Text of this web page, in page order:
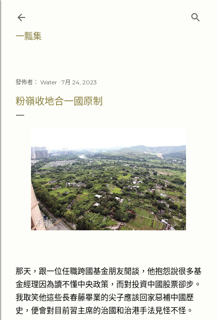
一瓢集
發佈者： Water 7月 24, 2023
粉嶺收地合一國原制
那天，跟一位任職跨國基金朋友閒談，他抱怨說很多基
金經理因為讀不懂中央政策，而對投資中國股票卻步。
我取笑他這些長春藤畢業的尖子應該回家惡補中國歷
史，便會對目前習主席的治國和治港手法見怪不怪。